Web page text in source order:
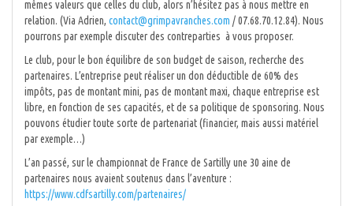
mêmes valeurs que celles du club, alors n’hésitez pas à nous mettre en
relation. (Via Adrien, contact@grimpavranches.com / 07.68.70.12.84). Nous
pourrons par exemple discuter des contreparties à vous proposer.
Le club, pour le bon équilibre de son budget de saison, recherche des
partenaires. L’entreprise peut réaliser un don déductible de 60% des
impôts, pas de montant mini, pas de montant maxi, chaque entreprise est
libre, en fonction de ses capacités, et de sa politique de sponsoring. Nous
pouvons étudier toute sorte de partenariat (financier, mais aussi matériel
par exemple…)
L’an passé, sur le championnat de France de Sartilly une 30 aine de
partenaires nous avaient soutenus dans l’aventure :
https://www.cdfsartilly.com/partenaires/